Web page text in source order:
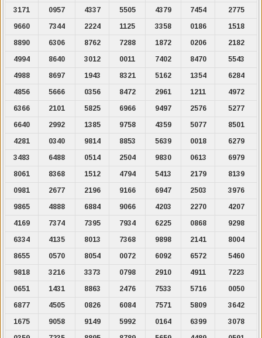
3171
0957 4337 5505 4379 7454
2775
9660
7344 2224 1125 3358 0186
1518
8890
6306 8762 7288 1872 0206
2182
4994
8640 3012 0011 7402 8470
5543
4988
8697 1943 8321 5162 1354
6284
4856
5666 0356 8472 2961 1211
4972
6366
2101 5825 6966 9497 2576
5277
6640
2992 1385 9758 4359 5077
8501
4281
0340 9814 8853 5639 0018
6279
3483
6488 0514 2504 9830 0613
6979
8061
8368 1512 4794 5413 2179
8139
0981
2677 2196 9166 6947 2503
3976
9865
4888 6884 9066 4203 2270
4207
4169
7374 7395 7934 6225 0868
9298
6334
4135 8013 7368 9898 2141
8004
8655
0570 8054 0072 6092 6572
5460
9818
3216 3373 0798 2910 4911
7223
0651
1431 8863 2476 7533 5716
0050
6877
4505 0826 6084 7571 5809
3642
1675
9058 9149 5992 0164 6399
3078